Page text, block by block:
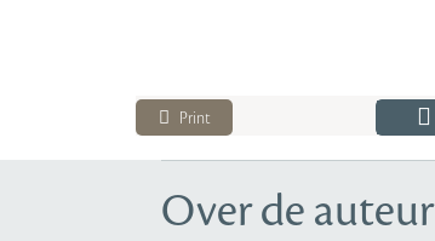
Print
Over de auteur